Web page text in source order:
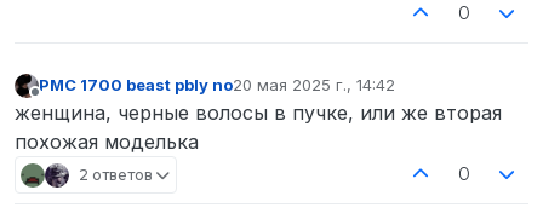
0
PMC 1700 beast pbly no20 мая 2025 г., 14:42
отредактировано
женщина, черные волосы в пучке, или же вторая
похожая моделька
2 ответов 0